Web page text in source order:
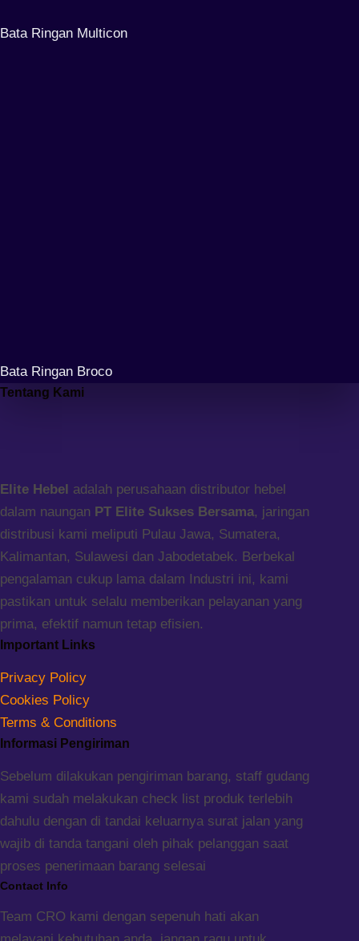
Bata Ringan Multicon
Bata Ringan Broco
Tentang Kami
Elite Hebel adalah perusahaan distributor hebel
dalam naungan PT Elite Sukses Bersama, jaringan
distribusi kami meliputi Pulau Jawa, Sumatera,
Kalimantan, Sulawesi dan Jabodetabek. Berbekal
pengalaman cukup lama dalam Industri ini, kami
pastikan untuk selalu memberikan pelayanan yang
prima, efektif namun tetap efisien.
Important Links
Privacy Policy
Cookies Policy
Terms & Conditions
Informasi Pengiriman
Sebelum dilakukan pengiriman barang, staff gudang
kami sudah melakukan check list produk terlebih
dahulu dengan di tandai keluarnya surat jalan yang
wajib di tanda tangani oleh pihak pelanggan saat
proses penerimaan barang selesai
Contact Info
Team CRO kami dengan sepenuh hati akan